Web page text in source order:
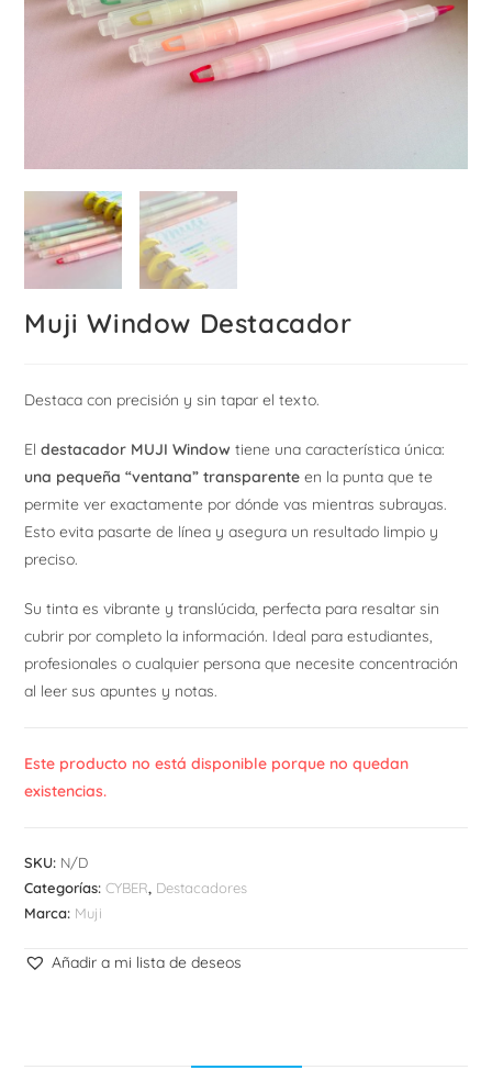
Muji Window Destacador
Destaca con precisión y sin tapar el texto.
Eldestacador MUJI Window tiene una característica única:
una pequeña “ventana” transparente en la punta que te
permite ver exactamente por dónde vas mientras subrayas.
Esto evita pasarte de línea y asegura un resultado limpio y
preciso.
Su tinta es vibrante y translúcida, perfecta para resaltar sin
cubrir por completo la información. Ideal para estudiantes,
profesionales o cualquier persona que necesite concentración
al leer sus apuntes y notas.
Este producto no está disponible porque no quedan
existencias.
SKU: N/D
Categorías:CYBER, Destacadores
Marca: Muji
Añadir a mi lista de deseos